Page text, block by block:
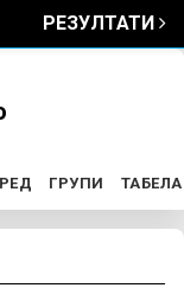
РЕЗУЛТАТИ
ГРУПИ ТАБЕЛА